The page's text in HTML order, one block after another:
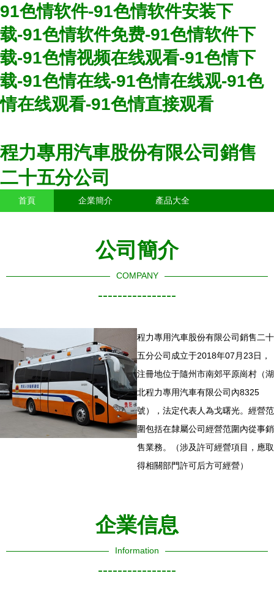
91色情软件-91色情软件安装下
载-91色情软件免费-91色情软件下
载-91色情视频在线观看-91色情下
载-91色情在线-91色情在线观-91色
情在线观看-91色情直接观看
程力專用汽車股份有限公司銷售
二十五分公司
首頁 企業簡介 產品大全
公司簡介
COMPANY
----------------
程力專用汽車股份有限公司銷售二十
五分公司成立于2018年07月23日，
注冊地位于隨州市南郊平原崗村（湖
北程力專用汽車有限公司內8325
號），法定代表人為戈曙光。經營范
圍包括在隸屬公司經營范圍內從事銷
售業務。（涉及許可經營項目，應取
得相關部門許可后方可經營）
企業信息
Information
----------------